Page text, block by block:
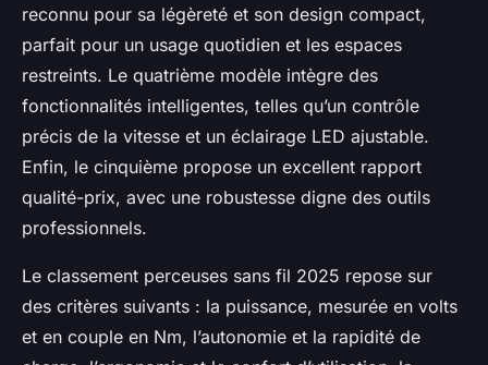
reconnu pour sa légèreté et son design compact,
parfait pour un usage quotidien et les espaces
restreints. Le quatrième modèle intègre des
fonctionnalités intelligentes, telles qu’un contrôle
précis de la vitesse et un éclairage LED ajustable.
Enfin, le cinquième propose un excellent rapport
qualité-prix, avec une robustesse digne des outils
professionnels.
Le classement perceuses sans fil 2025 repose sur
des critères suivants : la puissance, mesurée en volts
et en couple en Nm, l’autonomie et la rapidité de